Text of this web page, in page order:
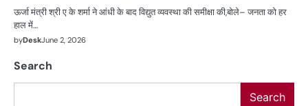
ऊर्जा मंत्री श्री ए के शर्मा ने आंधी के बाद विद्युत व्यवस्था की समीक्षा की,बोले– जनता को हर
हाल में…
byDeskJune 2, 2026
Search
Search